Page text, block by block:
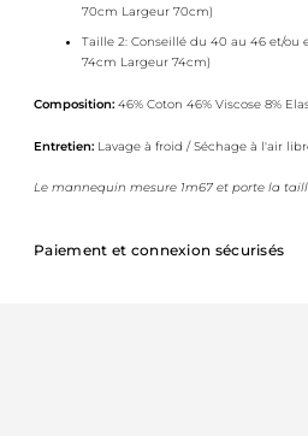
70cm Largeur 70cm)
Taille 2: Conseillé du 40 au 46 et/ou
74cm Largeur 74cm)
Composition: 46% Coton 46% Viscose 8%
Entretien: Lavage à froid / Séchage à l'air
Le mannequin mesure 1m67 et porte la
Paiement et connexion sécurisés